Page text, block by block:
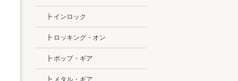
┣ インロック
┣ ロッキング・オン
┣ ポップ・ギア
┣ メタル・ギア